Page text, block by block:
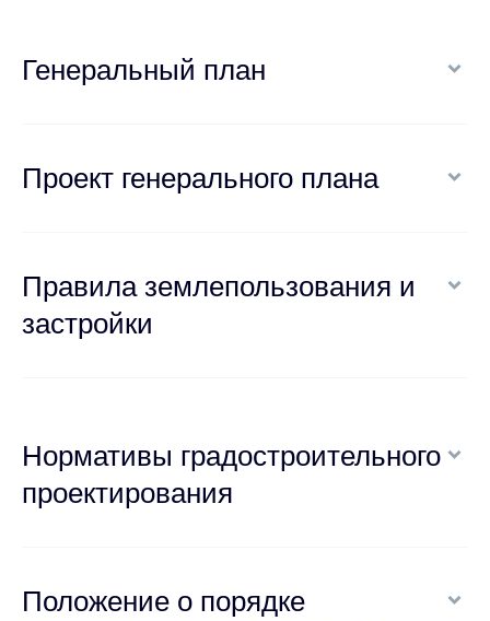
Генеральный план
Проект генерального плана
Правила землепользования и
застройки
Нормативы градостроительного
проектирования
Положение о порядке